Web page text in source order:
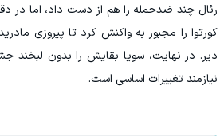
رئال چند ضدحمله را هم از دست داد، اما در
کورتوا را مجبور به واکنش کرد تا پیروزی
دیر. در نهایت، سویا بقایش را بدون
نیازمند تغییرات اساسی است.